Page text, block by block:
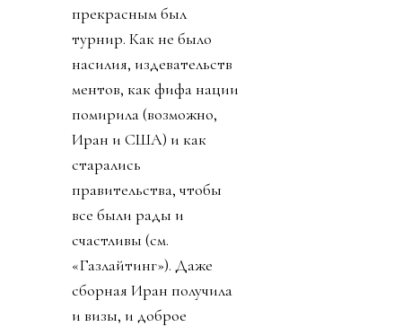
прекрасным был
турнир. Как не было
насилия, издевательств
ментов, как фифа нации
помирила (возможно,
Иран и США) и как
старались
правительства, чтобы
все были рады и
счастливы (см.
«Газлайтинг»). Даже
сборная Иран получила
и визы, и доброе